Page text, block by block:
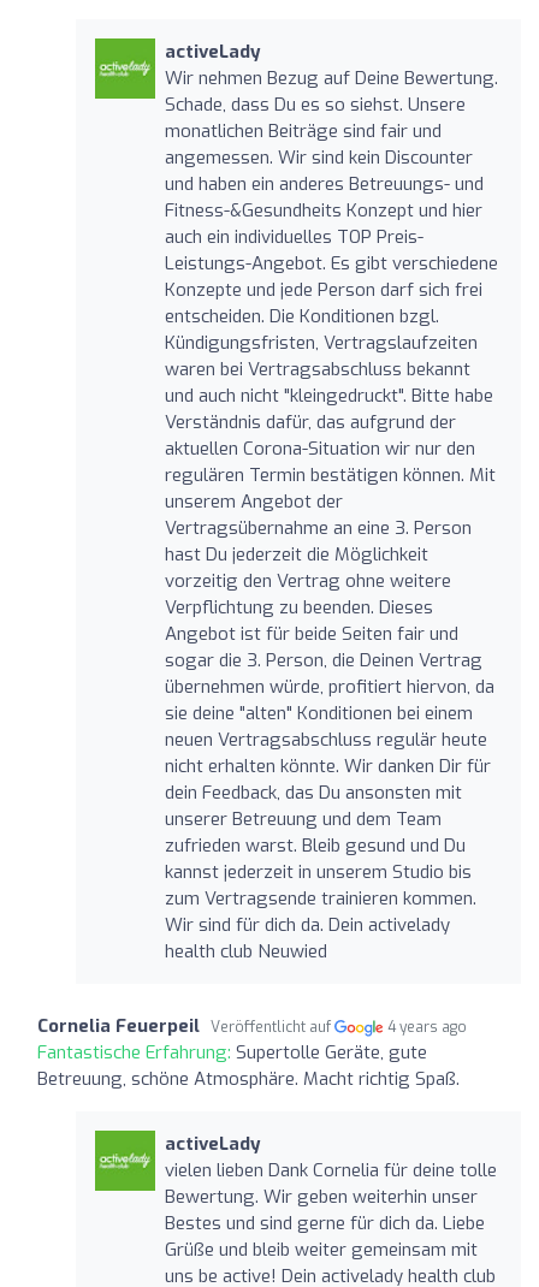
activeLady
Wir nehmen Bezug auf Deine Bewertung.
Schade, dass Du es so siehst. Unsere
monatlichen Beiträge sind fair und
angemessen. Wir sind kein Discounter
und haben ein anderes Betreuungs- und
Fitness-&Gesundheits Konzept und hier
auch ein individuelles TOP Preis-
Leistungs-Angebot. Es gibt verschiedene
Konzepte und jede Person darf sich frei
entscheiden. Die Konditionen bzgl.
Kündigungsfristen, Vertragslaufzeiten
waren bei Vertragsabschluss bekannt
und auch nicht "kleingedruckt". Bitte habe
Verständnis dafür, das aufgrund der
aktuellen Corona-Situation wir nur den
regulären Termin bestätigen können. Mit
unserem Angebot der
Vertragsübernahme an eine 3. Person
hast Du jederzeit die Möglichkeit
vorzeitig den Vertrag ohne weitere
Verpflichtung zu beenden. Dieses
Angebot ist für beide Seiten fair und
sogar die 3. Person, die Deinen Vertrag
übernehmen würde, profitiert hiervon, da
sie deine "alten" Konditionen bei einem
neuen Vertragsabschluss regulär heute
nicht erhalten könnte. Wir danken Dir für
dein Feedback, das Du ansonsten mit
unserer Betreuung und dem Team
zufrieden warst. Bleib gesund und Du
kannst jederzeit in unserem Studio bis
zum Vertragsende trainieren kommen.
Wir sind für dich da. Dein activelady
health club Neuwied
Cornelia Feuerpeil Veröffentlicht auf 4 years ago
Fantastische Erfahrung: Supertolle Geräte, gute
Betreuung, schöne Atmosphäre. Macht richtig Spaß.
activeLady
vielen lieben Dank Cornelia für deine tolle
Bewertung. Wir geben weiterhin unser
Bestes und sind gerne für dich da. Liebe
Grüße und bleib weiter gemeinsam mit
uns be active! Dein activelady health club